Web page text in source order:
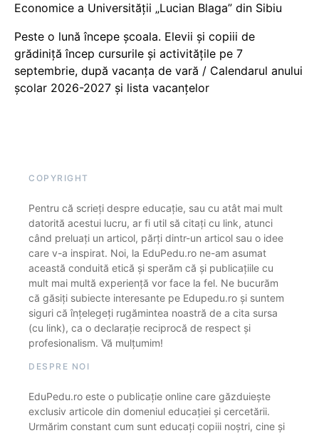
Economice a Universității „Lucian Blaga” din Sibiu
Peste o lună începe școala. Elevii și copiii de
grădiniță încep cursurile și activitățile pe 7
septembrie, după vacanța de vară / Calendarul anului
școlar 2026-2027 și lista vacanțelor
COPYRIGHT
Pentru că scrieți despre educație, sau cu atât mai mult
datorită acestui lucru, ar fi util să citați cu link, atunci
când preluați un articol, părți dintr-un articol sau o idee
care v-a inspirat. Noi, la EduPedu.ro ne-am asumat
această conduită etică și sperăm că și publicațiile cu
mult mai multă experiență vor face la fel. Ne bucurăm
că găsiți subiecte interesante pe Edupedu.ro și suntem
siguri că înțelegeți rugămintea noastră de a cita sursa
(cu link), ca o declarație reciprocă de respect și
profesionalism. Vă mulțumim!
DESPRE NOI
EduPedu.ro este o publicație online care găzduiește
exclusiv articole din domeniul educației și cercetării.
Urmărim constant cum sunt educați copiii noștri, cine și